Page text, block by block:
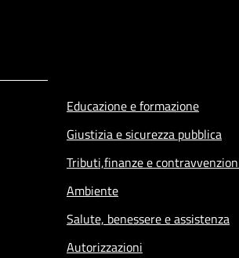
Educazione e formazione
Giustizia e sicurezza pubblica
Tributi,finanze e
Ambiente
Salute, benessere e assistenza
Autorizzazioni